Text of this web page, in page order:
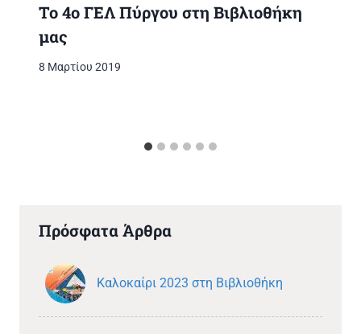
Το 4ο ΓΕΛ Πύργου στη Βιβλιοθήκη
μας
8 Μαρτίου 2019
Πρόσφατα Άρθρα
Καλοκαίρι 2023 στη Βιβλιοθήκη